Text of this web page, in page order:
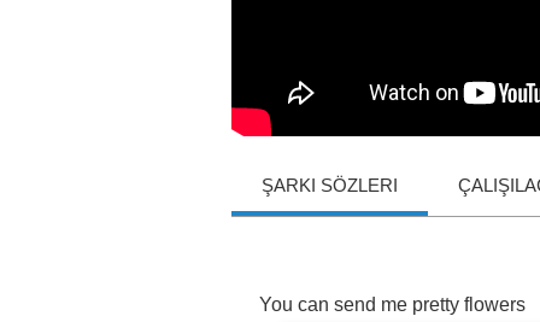
ŞARKI SÖZLERI
You can send me pretty flowers